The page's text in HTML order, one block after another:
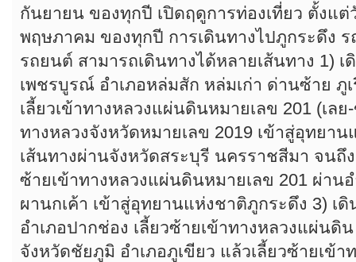
กันยายน ของทุกปี เปิดฤดูการท่องเที่ยว ตั้งแ
พฤษภาคม ของทุกปี การเดินทางไปภูกระดึง
รถยนต์ สามารถเดินทางได้หลายเส้นทาง 1)
เพชรบูรณ์ อำเภอหล่มสัก หล่มเก่า ด่านซ้าย ภูเ
เลี้ยวเข้าทางหลวงแผ่นดินหมายเลข 201 (เล
ทางหลวงจังหวัดหมายเลข 2019 เข้าสู่อุทยา
เส้นทางผ่านจังหวัดสระบุรี นครราชสีมา จนถึ
ซ้ายเข้าทางหลวงแผ่นดินหมายเลข 201 ผ่าน
ผานกเค้า เข้าสู่อุทยานแห่งชาติภูกระดึง 3) เ
อำเภอปากช่อง เลี้ยวซ้ายเข้าทางหลวงแผ่นดิ
จังหวัดชัยภูมิ อำเภอภูเขียว แล้วเลี้ยวซ้ายเข้